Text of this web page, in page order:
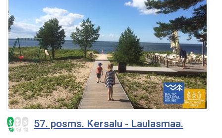
57. posms. Kersalu - Laulasmaa.